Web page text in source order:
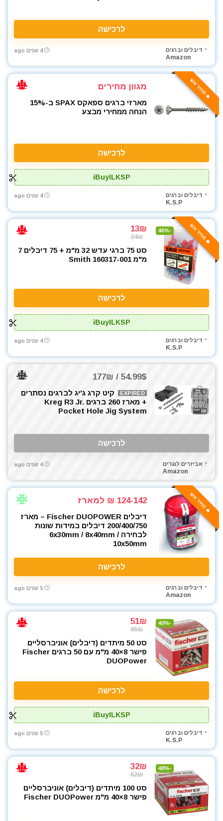
לרכישה
דיבלים וברגים
Amazon
4 שנים ago
🔥 מחיר אש מגוון מחירים
מארזי ברגים ספאקס SPAX ב-15%
הנחה ממחירי מבצע
לרכישה
iBuyILKSP
דיבלים וברגים
K.S.P
4 שנים ago
🔥 מחיר אש -46%
13₪
24₪
סט 75 ברגי עדש 32 מ"מ + 75 דיבלים 7
מ"מ Smith 160317-001
לרכישה
iBuyILKSP
דיבלים וברגים
K.S.P
4 שנים ago
54.99$ / 177₪
EXPIRED
קיט קרג ג'יג לברגים נסתרים
+ מארז 260 ברגים Kreg R3 Jr.
Pocket Hole Jig System
לרכישה
אביזרים לנגרים
Amazon
4 שנים ago
🔥 מחיר אש 124-142 ₪ למארז
דיבלים Fischer DUOPOWER – מארז
200/400/750 דיבלים במידות שונות
לבחירה 6x30mm / 8x40mm /
10x50mm
לרכישה
דיבלים וברגים
Amazon
5 שנים ago
-40%
51₪
85₪
סט 50 מיתדים (דיבלים) אוניברסליים
פישר 8×40 מ"מ עם 50 ברגים Fischer
DUOPower
לרכישה
iBuyILKSP
דיבלים וברגים
K.S.P
5 שנים ago
-48%
32₪
62₪
סט 100 מיתדים (דיבלים) אוניברסליים
פישר 8×40 מ"מ Fischer DUOPower